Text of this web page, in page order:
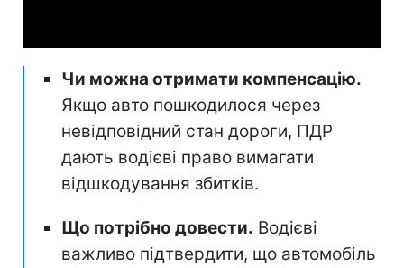
Чи можна отримати компенсацію.
Якщо авто пошкодилося через
невідповідний стан дороги, ПДР
дають водієві право вимагати
відшкодування збитків.
Що потрібно довести. Водієві
важливо підтвердити, що автомобіль